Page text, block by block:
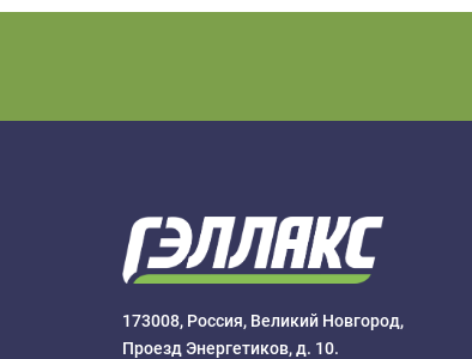
173008, Россия, Великий Новгород,
Проезд Энергетиков, д. 10.